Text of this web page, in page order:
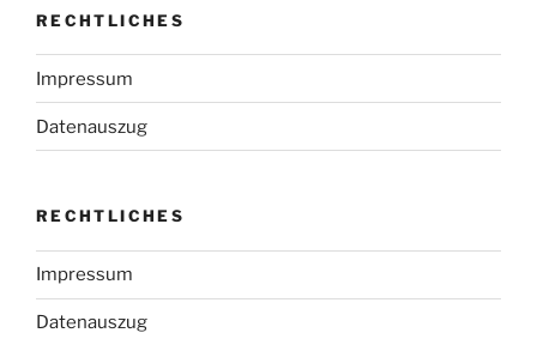
RECHTLICHES
Impressum
Datenauszug
RECHTLICHES
Impressum
Datenauszug